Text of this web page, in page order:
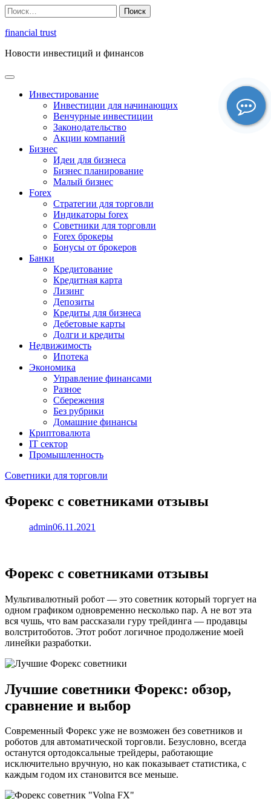
Перейти
к
содержимому
Найти:
financial trust
Новости инвестиций и финансов
Инвестирование
Инвестиции для начинающих
Венчурные инвестиции
Законодательство
Акции компаний
Бизнес
Идеи для бизнеса
Бизнес планирование
Малый бизнес
Forex
Стратегии для торговли
Индикаторы forex
Советники для торговли
Forex брокеры
Бонусы от брокеров
Банки
Кредитование
Кредитная карта
Лизинг
Депозиты
Кредиты для бизнеса
Дебетовые карты
Долги и кредиты
Недвижимость
Ипотека
Экономика
Управление финансами
Разное
Сбережения
Без рубрики
Домашние финансы
Криптовалюта
IT сектор
Промышленность
Советники для торговли
Форекс с советниками отзывы
admin06.11.2021
Форекс с советниками отзывы
Мультивалютный робот — это советник который торгует на
одном графиком одновременно несколько пар. А не вот эта
вся чушь, что вам рассказали гуру трейдинга — продавцы
волстритоботов. Этот робот логичное продолжение моей
линейки разработки.
Лучшие советники Форекс: обзор,
сравнение и выбор
Современный Форекс уже не возможен без советников и
роботов для автоматической торговли. Безусловно, всегда
останутся ортодоксальные трейдеры, работающие
исключительно вручную, но как показывает статистика, с
каждым годом их становится все меньше.